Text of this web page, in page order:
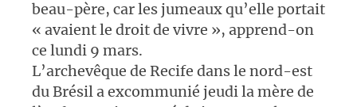
beau-père, car les jumeaux qu’elle portait
« avaient le droit de vivre », apprend-on
ce lundi 9 mars.
L’archevêque de Recife dans le nord-est
du Brésil a excommunié jeudi la mère de